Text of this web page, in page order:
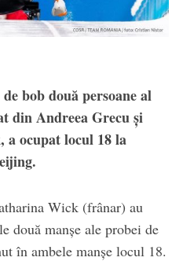
bob două persoane al
din Andreea Grecu și
ocupat locul 18 la
Wick (frânar) au
două manșe ale probei de
în ambele manșe locul 18.